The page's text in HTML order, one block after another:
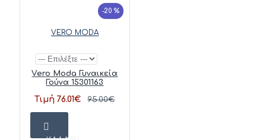
-20 %
VERO MODA
Vero Moda Γυναικεία
Γούνα 15301163
Τιμή 76.01€ 95.00€